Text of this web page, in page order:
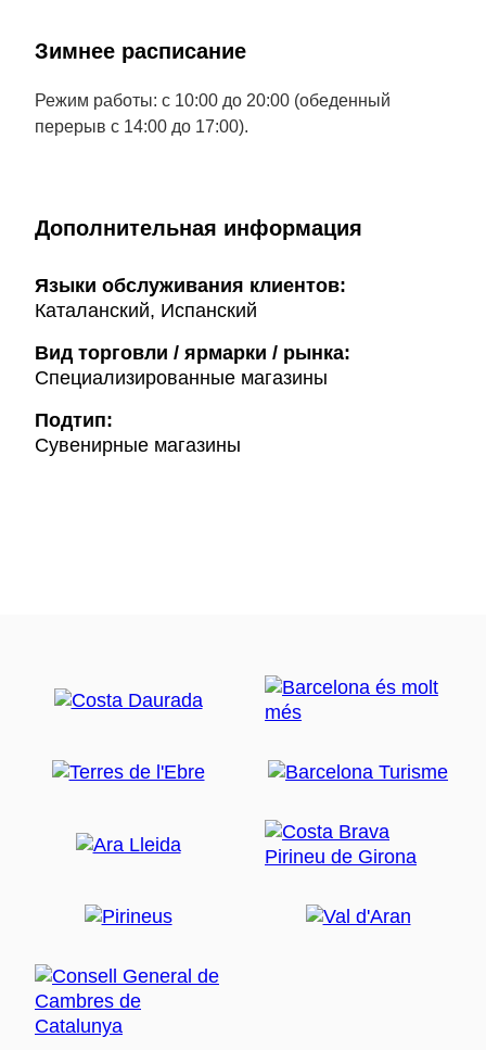
Зимнее расписание
Режим работы: с 10:00 до 20:00 (обеденный
перерыв с 14:00 до 17:00).
Дополнительная информация
Языки обслуживания клиентов:
Каталанский, Испанский
Вид торговли / ярмарки / рынка:
Специализированные магазины
Подтип:
Сувенирные магазины